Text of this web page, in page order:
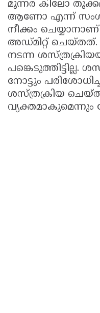
മൂന്നര കിലോ
ആണോ എന്ന്
നീക്കം
അഡ്‌മിറ്റ്‌
നടന്ന
പങ്കെടുത്തിട്ടില്ല.
നോട്ടും
ശസ്ത്രക്രിയ
വ്യക്തമാകുമെന്നും